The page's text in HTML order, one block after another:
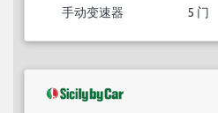
手动变速器 5 门